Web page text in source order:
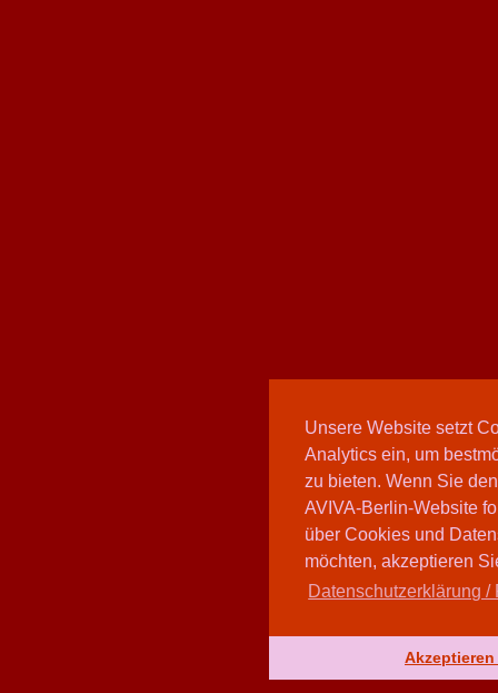
Unsere Website setzt
Analytics ein, um
zu bieten. Wenn Sie
AVIVA-Berlin-Website
über Cookies und
möchten, akzeptieren
Datenschutzerklärung /